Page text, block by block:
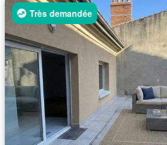
Très demandée